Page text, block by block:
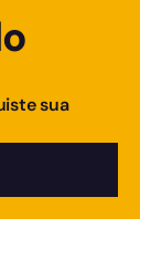
sua